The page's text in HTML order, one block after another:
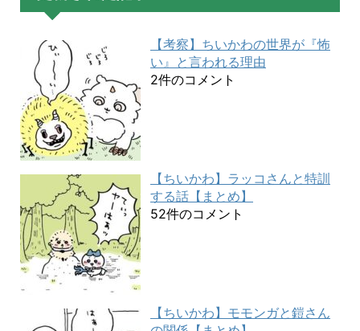
【考察】ちいかわの世界が『怖
い』と言われる理由
2件のコメント
【ちいかわ】ラッコさんと特訓
する話【まとめ】
52件のコメント
【ちいかわ】モモンガと鎧さん